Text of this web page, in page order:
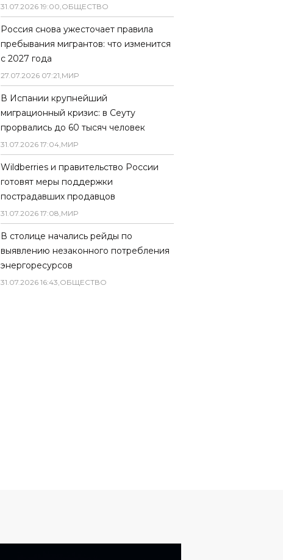
31.07.2026 19:00,ОБЩЕСТВО
Россия снова ужесточает правила
пребывания мигрантов: что изменится
с 2027 года
27.07.2026 07:21,МИР
В Испании крупнейший
миграционный кризис: в Сеуту
прорвались до 60 тысяч человек
31.07.2026 17:04,МИР
Wildberries и правительство России
готовят меры поддержки
пострадавших продавцов
31.07.2026 17:08,МИР
В столице начались рейды по
выявлению незаконного потребления
энергоресурсов
31.07.2026 16:43,ОБЩЕСТВО